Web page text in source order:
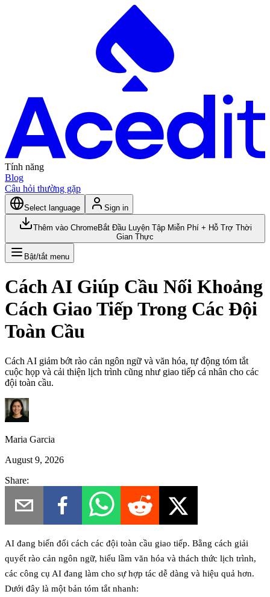
Tính năng
Blog
Câu hỏi thường gặp
Select language Sign in
Thêm vào ChromeBắt Đầu Luyện Tập Miễn Phí + Hỗ Trợ Thời
Gian Thực
Bật/tắt menu
Cách AI Giúp Cầu Nối Khoảng
Cách Giao Tiếp Trong Các Đội
Toàn Cầu
Cách AI giảm bớt rào cản ngôn ngữ và văn hóa, tự động tóm tắt
cuộc họp và cải thiện lịch trình cũng như giao tiếp cá nhân cho các
đội toàn cầu.
Maria Garcia
August 9, 2026
Share:
AI đang biến đổi cách các đội toàn cầu giao tiếp. Bằng cách giải
quyết rào cản ngôn ngữ, hiểu lầm văn hóa và thách thức lịch trình,
các công cụ AI đang làm cho sự hợp tác dễ dàng và hiệu quả hơn.
Dưới đây là một bản tóm tắt nhanh: